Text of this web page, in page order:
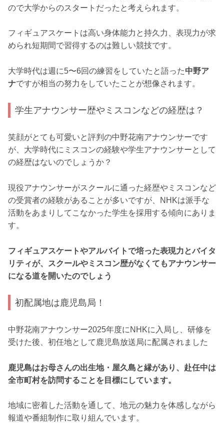
ので大学からのスタートだったと考えられます。
フィギュアスケートは高い身体能力と持久力、表現力が求
められ短期間で習得するのは難しい競技です。
大学時代は週に5〜6回の練習をしていたと語った中野ア
ナですが相当の努力をしていたことが想像されます。
学生アナウンサー歴やミスコンなどの経歴は？
笑顔がとても可愛いと評判の中野花南アナウンサーです
が、大学時代にミスコンの経験や学生アナウンサーとして
の経歴はないのでしょうか？
現役アナウンサーがスクールに通った経歴やミスコンなど
の受賞者の経験があることが多いですが、NHKは派手な
活動をあまりしてこなかった学生を採用する傾向にありま
す。
フィギュアスケートやアルバイトで培った表現力とバイタ
リティが、スクールやミスコン歴がなくてもアナウンサー
になる道を開いたのでしょう
初配属地は鹿児島局！
中野花南アナウンサー2025年度にNHKに入局し、研修を
受けた後、初任地として鹿児島放送局に配属されました
鹿児島はお母さんの出生地・屋久島と縁があり、赴任中は
全市町村を訪問することを目標にしています。
地域に密着した活動を通して、地元の魅力を体感しながら
報道や番組制作に取り組んでいます。